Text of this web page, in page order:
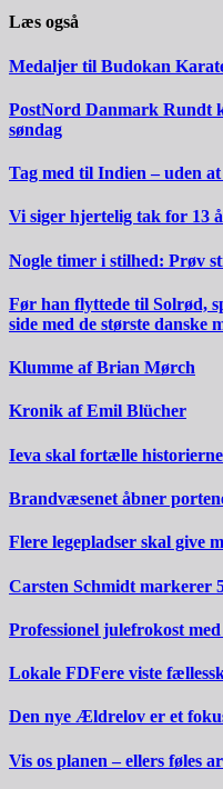
Læs også
Medaljer til Budokan
PostNord Danmark Rundt
søndag
Tag med til Indien – uden
Vi siger hjertelig tak for 13
Nogle timer i stilhed: Prøv
Før han flyttede til Solrød,
side med de største danske
Klumme af Brian Mørch
Kronik af Emil Blücher
Ieva skal fortælle
Brandvæsenet åbner
Flere legepladser skal give
Carsten Schmidt markerer
Professionel julefrokost
Lokale FDFere viste
Den nye Ældrelov er et
Vis os planen – ellers føles